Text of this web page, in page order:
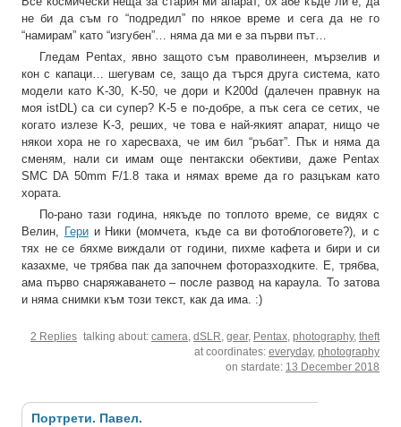
не би да съм го “подредил” по някое време и сега да не го
“намирам” като “изгубен”… няма да ми е за първи път…
Гледам Pentax, явно защото съм праволинеен, мързелив и
кон с капаци… шегувам се, защо да търся друга система, като
модели като K-30, K-50, че дори и K200d (далечен правнук на
моя istDL) са си супер? K-5 е по-добре, а пък сега се сетих, че
когато излезе K-3, реших, че това е най-якият апарат, нищо че
някои хора не го харесваха, че им бил “ръбат”. Пък и няма да
сменям, нали си имам още пентакски обективи, даже Pentax
SMC DA 50mm F/1.8 така и нямах време да го разцъкам като
хората.
По-рано тази година, някъде по топлото време, се видях с
Велин, Герии Ники (момчета, къде са ви фотоблоговете?), и с
тях не се бяхме виждали от години, пихме кафета и бири и си
казахме, че трябва пак да започнем фоторазходките. Е, трябва,
ама първо снаряжаването – после развод на караула. То затова
и няма снимки към този текст, как да има. :)
2 Replies talking about: camera dSLR gear, Pentax photography, theft
at coordinates: everyday, photography
on stardate: 13 December 2018
Портрети. Павел.